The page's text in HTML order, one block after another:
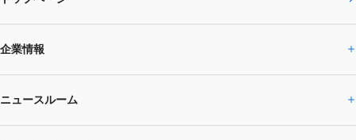
企業情報
企業情報トップ
ニュースルーム